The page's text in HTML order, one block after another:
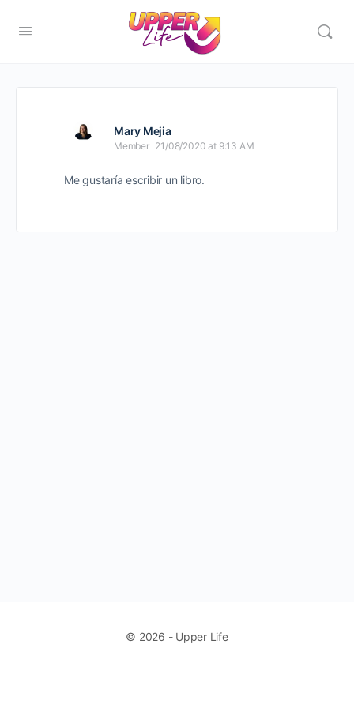
Mary Mejia
Member 21/08/2020 at 9:13 AM
Me gustaría escribir un libro.
© 2026 - Upper Life